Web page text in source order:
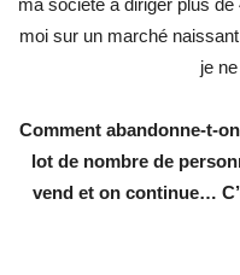
ma société à diriger plus
moi sur un marché
je
Comment abandonne-t-
lot de nombre de
vend et on continue…